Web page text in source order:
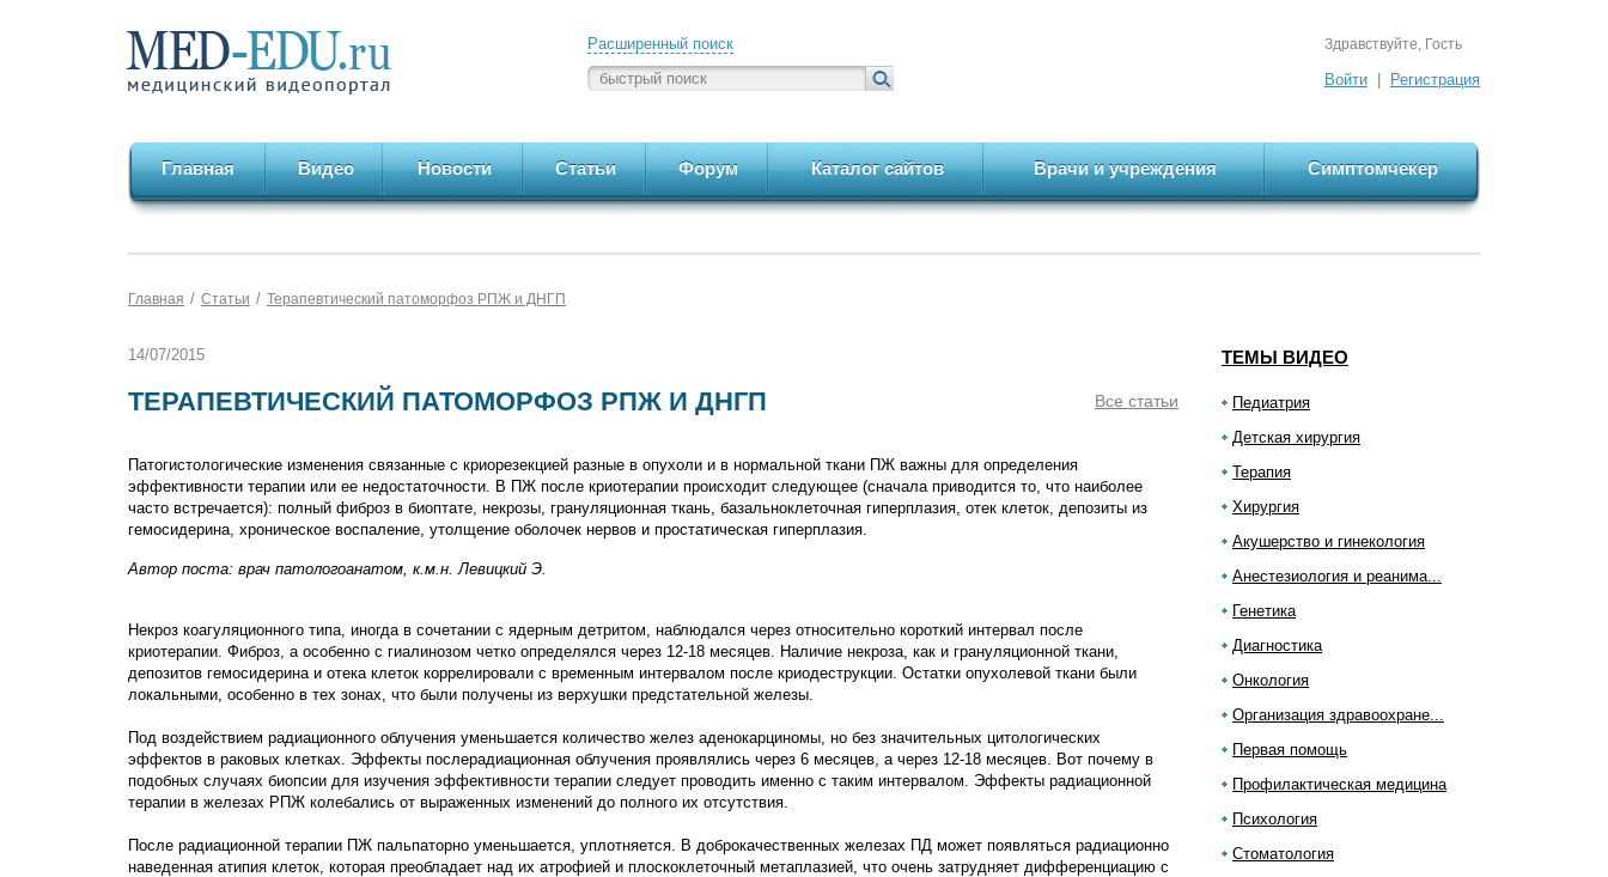
Расширенный поиск Здравствуйте, Гость
Войти Регистрация
Главная Видео Новости Статьи Форум Каталог сайтов Врачи и учреждения Симптомчекер
ТЕМЫ ВИДЕО
Педиатрия
Детская хирургия
Терапия
Хирургия
Акушерство и гинекология
Анестезиология и реанима...
Генетика
Диагностика
Онкология
Организация здравоохране...
Первая помощь
Профилактическая медицина
Психология
Стоматология
Главная / Статьи / Терапевтический патоморфоз РПЖ и ДНГП
14/07/2015
Все статьи
ТЕРАПЕВТИЧЕСКИЙ ПАТОМОРФОЗ РПЖ И ДНГП
Патогистологические изменения связанные с криорезекцией разные в опухоли и в нормальной ткани ПЖ важны для определения
эффективности терапии или ее недостаточности. В ПЖ после криотерапии происходит следующее (сначала приводится то, что наиболее
часто встречается): полный фиброз в биоптате, некрозы, грануляционная ткань, базальноклеточная гиперплазия, отек клеток, депозиты из
гемосидерина, хроническое воспаление, утолщение оболочек нервов и простатическая гиперплазия.
Автор поста: врач патологоанатом, к.м.н. Левицкий Э.
Некроз коагуляционного типа, иногда в сочетании с ядерным детритом, наблюдался через относительно короткий интервал после
криотерапии. Фиброз, а особенно с гиалинозом четко определялся через 12-18 месяцев. Наличие некроза, как и грануляционной ткани,
депозитов гемосидерина и отека клеток коррелировали с временным интервалом после криодеструкции. Остатки опухолевой ткани были
локальными, особенно в тех зонах, что были получены из верхушки предстательной железы.
Под воздействием радиационного облучения уменьшается количество желез аденокарциномы, но без значительных цитологических
эффектов в раковых клетках. Эффекты послерадиационная облучения проявлялись через 6 месяцев, а через 12-18 месяцев. Вот почему в
подобных случаях биопсии для изучения эффективности терапии следует проводить именно с таким интервалом. Эффекты радиационной
терапии в железах РПЖ колебались от выраженных изменений до полного их отсутствия.
После радиационной терапии ПЖ пальпаторно уменьшается, уплотняется. В доброкачественных железах ПД может появляться радиационно
наведенная атипия клеток, которая преобладает над их атрофией и плоскоклеточный метаплазией, что очень затрудняет дифференциацию с